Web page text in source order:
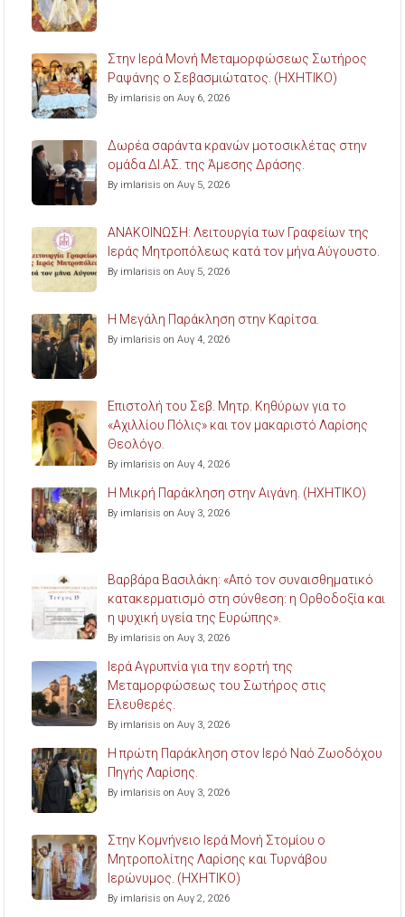
Στην Ιερά Μονή Μεταμορφώσεως Σωτήρος
Ραψάνης ο Σεβασμιώτατος. (ΗΧΗΤΙΚΟ)
By imlarisis on Αυγ 6, 2026
Δωρέα σαράντα κρανών μοτοσικλέτας στην
ομάδα ΔΙ.ΑΣ. της Άμεσης Δράσης.
By imlarisis on Αυγ 5, 2026
ΑΝΑΚΟΙΝΩΣΗ: Λειτουργία των Γραφείων της
Ιεράς Μητροπόλεως κατά τον μήνα Αύγουστο.
By imlarisis on Αυγ 5, 2026
Η Μεγάλη Παράκληση στην Καρίτσα.
By imlarisis on Αυγ 4, 2026
Επιστολή του Σεβ. Μητρ. Κηθύρων για το
«Αχιλλίου Πόλις» και τον μακαριστό Λαρίσης
Θεολόγο.
By imlarisis on Αυγ 4, 2026
Η Μικρή Παράκληση στην Αιγάνη. (ΗΧΗΤΙΚΟ)
By imlarisis on Αυγ 3, 2026
Βαρβάρα Βασιλάκη: «Από τον συναισθηματικό
κατακερματισμό στη σύνθεση: η Ορθοδοξία και
η ψυχική υγεία της Ευρώπης».
By imlarisis on Αυγ 3, 2026
Ιερά Αγρυπνία για την εορτή της
Μεταμορφώσεως του Σωτήρος στις
Ελευθερές.
By imlarisis on Αυγ 3, 2026
Η πρώτη Παράκληση στον Ιερό Ναό Ζωοδόχου
Πηγής Λαρίσης.
By imlarisis on Αυγ 3, 2026
Στην Κομνήνειο Ιερά Μονή Στομίου ο
Μητροπολίτης Λαρίσης και Τυρνάβου
Ιερώνυμος. (ΗΧΗΤΙΚΟ)
By imlarisis on Αυγ 2, 2026